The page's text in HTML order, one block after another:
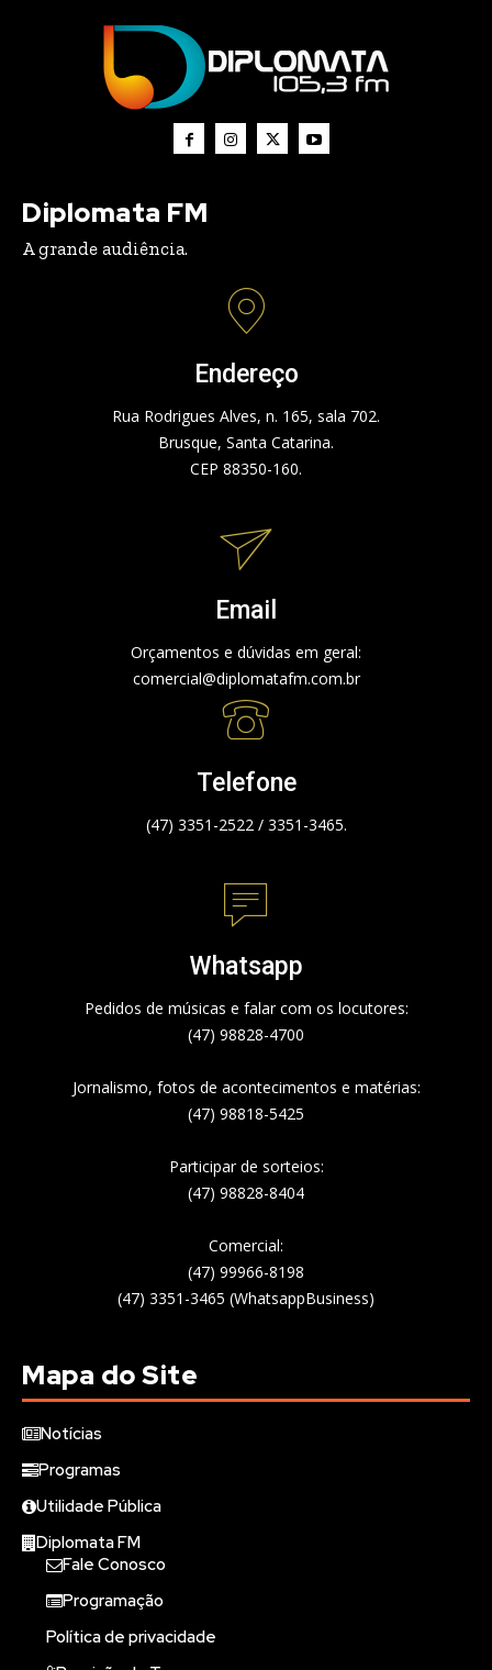
Diplomata FM
A grande audiência.
Endereço
Rua Rodrigues Alves, n. 165, sala 702.
Brusque, Santa Catarina.
CEP 88350-160.
Email
Orçamentos e dúvidas em geral:
comercial@diplomatafm.com.br
Telefone
(47) 3351-2522 / 3351-3465.
Whatsapp
Pedidos de músicas e falar com os locutores:
(47) 98828-4700
Jornalismo, fotos de acontecimentos e matérias:
(47) 98818-5425
Participar de sorteios:
(47) 98828-8404
Comercial:
(47) 99966-8198
(47) 3351-3465 (WhatsappBusiness)
Mapa do Site
Notícias
Programas
Utilidade Pública
Diplomata FM
Fale Conosco
Programação
Política de privacidade